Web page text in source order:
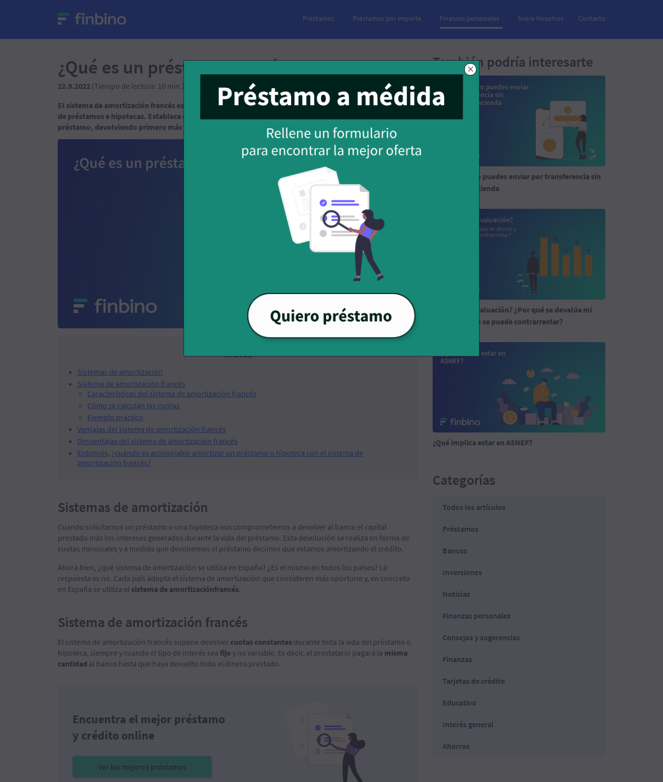
Préstamos Préstamos por importe Finanzas personales Sobre Nosotros Contacto
¿Qué es un préstamo francés?
22.9.2022 (Tiempo de lectura: 10 min.)
Patricia García Beneytez
El sistema de amortización francés es el que se utiliza en España para calcular la devolución de las cuotas
de préstamos e hipotecas. Establece que las cuotas a devolver serán constantes durante toda la vida del
préstamo, devolviendo primero más intereses y después más capital.
Índice
Sistemas de amortización
Sistema de amortización francés
Características del sistema de amortización francés
Cómo se calculan las cuotas
Ejemplo práctico
Ventajas del sistema de amortización francés
Desventajas del sistema de amortización francés
Entonces, ¿cuándo es aconsejable amortizar un préstamo o hipoteca con el sistema de
amortización francés?
Sistemas de amortización
Cuando solicitamos un préstamo o una hipoteca nos comprometemos a devolver al banco el capital
prestado más los intereses generados durante la vida del préstamo. Esta devolución se realiza en forma de
cuotas mensuales y a medida que devolvemos el préstamo decimos que estamos amortizando el crédito.
Ahora bien, ¿qué sistema de amortización se utiliza en España? ¿Es el mismo en todos los países? La
respuesta es no. Cada país adopta el sistema de amortización que consideren más oportuno y, en concreto
en España se utiliza el sistema de amortizaciónfrancés.
Sistema de amortización francés
El sistema de amortización francés supone devolver cuotas constantes durante toda la vida del préstamo o
hipoteca, siempre y cuando el tipo de interés sea fijo y no variable. Es decir, el prestatario pagará la misma
cantidad al banco hasta que haya devuelto todo el dinero prestado.
Encuentra el mejor préstamo
y crédito online
Ver los mejores préstamos
También podría interesarte
Cuánto dinero puedes enviar por transferencia sin
declarar a Hacienda
¿Qué es la devaluación? ¿Por qué se devalúa mi
dinero y cómo se puede contrarrestar?
¿Qué implica estar en ASNEF?
Categorías
Todos los artículos
Préstamos
Bancos
Inversiones
Noticias
Finanzas personales
Consejos y sugerencias
Finanzas
Tarjetas de crédito
Educativo
Interés general
Ahorros